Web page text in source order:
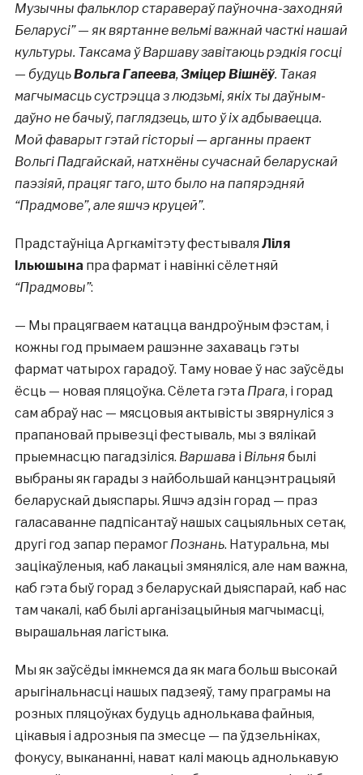
Музычны фальклор старавераў паўночна-заходняй
Беларусі” — як вяртанне вельмі важнай часткі нашай
культуры. Таксама ў Варшаву завітаюць рэдкія госці
— будуцьВольга Гапеева,Зміцер Вішнёў. Такая
магчымасць сустрэцца з людзьмі, якіх ты даўным-
даўно не бачыў, паглядзець, што ў іх адбываецца.
Мой фаварыт гэтай гісторыі — арганны праект
Вольгі Падгайскай, натхнёны сучаснай беларускай
паэзіяй, працяг таго,што было на папярэдняй
“Прадмове”, але яшчэ круцей”.
Прадстаўніца Аргкамітэту фестываля Ліля
Ільюшына пра фармат і навінкі сёлетняй
“Прадмовы”:
— Мы працягваем катацца вандроўным фэстам, і
кожны год прымаем рашэнне захаваць гэты
фармат чатырох гарадоў. Таму новае ў нас заўсёды
ёсць — новая пляцоўка. Сёлета гэта Прага, і горад
сам абраў нас — мясцовыя актывісты звярнуліся з
прапановай прывезці фестываль, мы з вялікай
прыемнасцю пагадзіліся. Варшава і Вільня былі
выбраны як гарады з найбольшай канцэнтрацыяй
беларускай дыяспары. Яшчэ адзін горад — праз
галасаванне падпісантаў нашых сацыяльных сетак,
другі год запар перамогПознань. Натуральна, мы
зацікаўленыя, каб лакацыі змяняліся, але нам важна,
каб гэта быў горад з беларускай дыяспарай, каб нас
там чакалі, каб былі арганізацыйныя магчымасці,
вырашальная лагістыка.
Мы як заўсёды імкнемся да як мага больш высокай
арыгінальнасці нашых падзеяў, таму праграмы на
розных пляцоўках будуць аднолькава файныя,
цікавыя і адрозныя па змесце — па ўдзельніках,
фокусу, выкананні, нават калі маюць аднолькавую